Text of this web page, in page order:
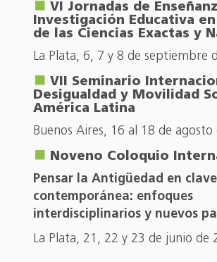
VI Jornadas de
Investigación Educativa
de las Ciencias Exactas y
La Plata, 6, 7 y 8 de septiembre
VII Seminario
Desigualdad y Movilidad
América Latina
Buenos Aires, 16 al 18 de agosto
Noveno Coloquio
Pensar la Antigüedad en clave
contemporánea: enfoques
interdisciplinarios y nuevos
La Plata, 21, 22 y 23 de junio de